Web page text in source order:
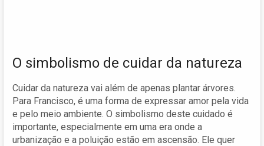
O simbolismo de cuidar da natureza
Cuidar da natureza vai além de apenas plantar árvores.
Para Francisco, é uma forma de expressar amor pela vida
e pelo meio ambiente. O simbolismo deste cuidado é
importante, especialmente em uma era onde a
urbanização e a poluição estão em ascensão. Ele quer